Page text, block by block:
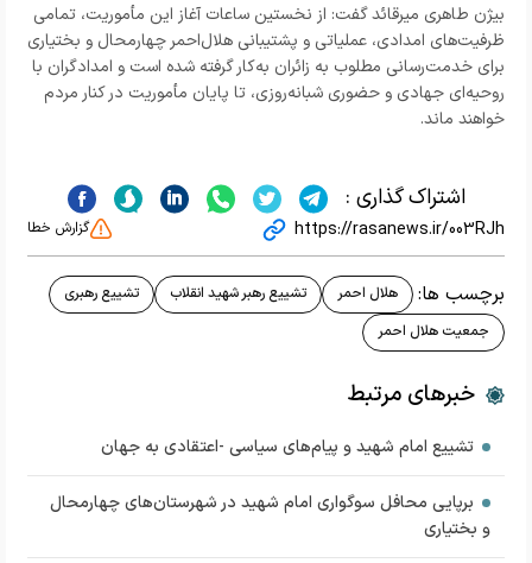
بیژن طاهری میرقائد گفت: از نخستین ساعات آغاز این مأموریت، تمامی
ظرفیت‌های امدادی، عملیاتی و پشتیبانی هلال‌احمر چهارمحال و بختیاری
برای خدمت‌رسانی مطلوب به زائران به‌کار گرفته شده است و امدادگران با
روحیه‌ای جهادی و حضوری شبانه‌روزی، تا پایان مأموریت در کنار مردم
خواهند ماند.
اشتراک گذاری :
https://rasanews.ir/003RJh گزارش خطا
برچسب ها: هلال احمر تشییع رهبر شهید انقلاب
تشییع رهبری
جمعیت هلال احمر
خبرهای مرتبط
تشییع امام شهید و پیام‌های سیاسی -اعتقادی به جهان
برپایی محافل سوگواری امام شهید در شهرستان‌های چهارمحال
و بختیاری